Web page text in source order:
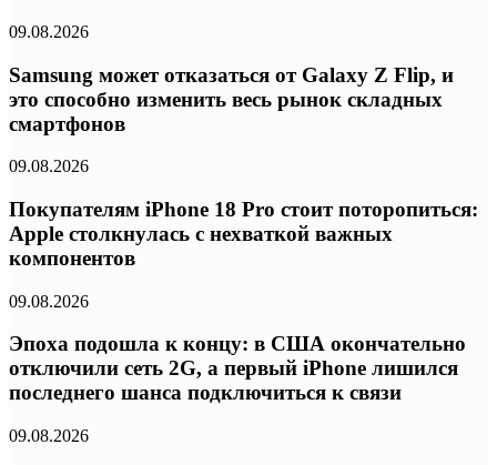
09.08.2026
Samsung может отказаться от Galaxy Z Flip, и
это способно изменить весь рынок складных
смартфонов
09.08.2026
Покупателям iPhone 18 Pro стоит поторопиться:
Apple столкнулась с нехваткой важных
компонентов
09.08.2026
Эпоха подошла к концу: в США окончательно
отключили сеть 2G, а первый iPhone лишился
последнего шанса подключиться к связи
09.08.2026